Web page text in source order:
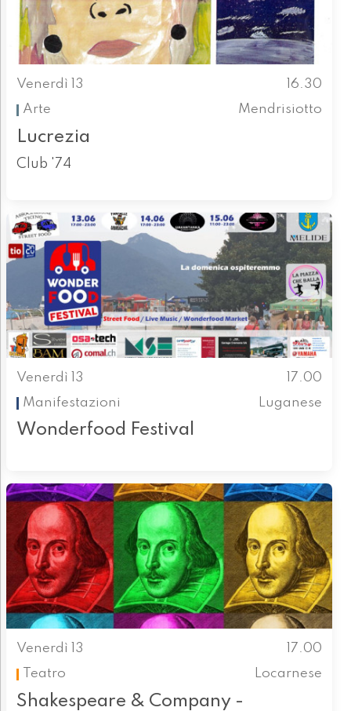
Venerdì 13
16.30
Arte
Mendrisiotto
Lucrezia
Club '74
Venerdì 13
17.00
Manifestazioni
Luganese
Wonderfood Festival
Venerdì 13
17.00
Teatro
Locarnese
Shakespeare & Company -